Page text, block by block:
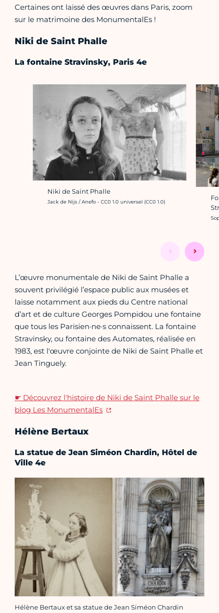
Certaines ont laissé des œuvres dans Paris, zoom
sur le matrimoine des MonumentalEs !
Niki de Saint Phalle
La fontaine Stravinsky, Paris 4e
Niki de Saint Phalle
Crédit photo :
Jack de Nijs / Anefo - CC0 1.0 universel (CC0 1.0)
L’œuvre monumentale de Niki de Saint Phalle a
souvent privilégié l’espace public aux musées et
laisse notamment aux pieds du Centre national
d’art et de culture Georges Pompidou une fontaine
que tous les Parisien·ne·s connaissent. La fontaine
Stravinsky, ou fontaine des Automates, réalisée en
1983, est l'œuvre conjointe de Niki de Saint Phalle et
Jean Tinguely.
☛ Découvrez l'histoire de Niki de Saint Phalle sur le
blog Les MonumentalEs
Hélène Bertaux
La statue de Jean Siméon Chardin, Hôtel de
Ville 4e
Hélène Bertaux et sa statue de Jean Siméon Chardin